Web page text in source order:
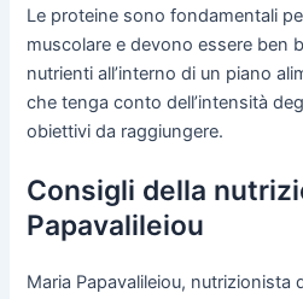
Le proteine sono fondamentali
muscolare e devono essere ben
nutrienti all’interno di un piano
che tenga conto dell’intensità
obiettivi da raggiungere.
Consigli della
Papavalileiou
Maria Papavalileiou, nutrizionista